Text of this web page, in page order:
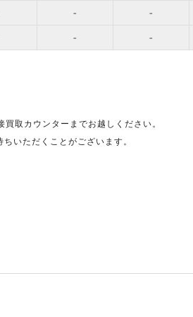
- -
- -
取カウンターまでお越しください。
いただくことがございます。